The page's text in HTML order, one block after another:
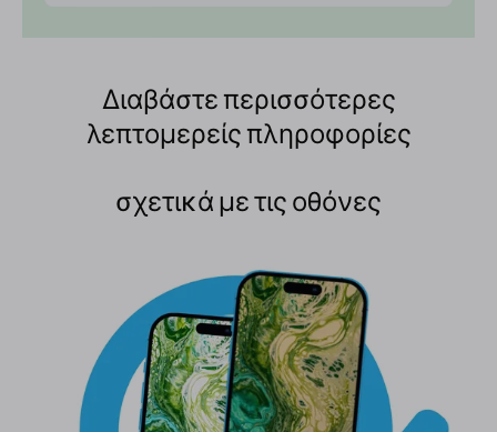
Διαβάστε περισσότερες
λεπτομερείς πληροφορίες
σχετικά με τις οθόνες